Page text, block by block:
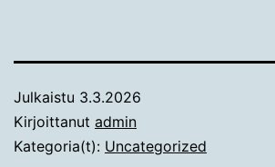
Julkaistu 3.3.2026
Kirjoittanut admin
Kategoria(t): Uncategorized